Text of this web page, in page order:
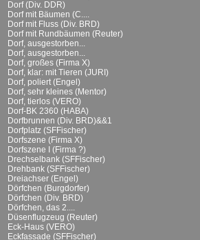
Dorf (Div. DDR)
Dorf mit Bäumen (C....
Dorf mit Fluss (Div. BRD)
Dorf mit Rundbäumen (Reuter)
Dorf, ausgestorben...
Dorf, ausgestorben...
Dorf, großes (Firma X)
Dorf, klar: mit Tieren (JURI)
Dorf, poliert (Engel)
Dorf, sehr kleines (Mentor)
Dorf, tierlos (VERO)
Dorf-BK 2360 (HABA)
Dorfbrunnen (Div. BRD)&&1
Dorfplatz (SFFischer)
Dorfszene (Firma X)
Dorfszene I (Firma ?)
Drechselbank (SFFischer)
Drehbank (SFFischer)
Dreiachser (Engel)
Dörfchen (Burgdorfer)
Dörfchen (Div. BRD)
Dörfchen, das 2....
Düsenflugzeug (Reuter)
Eck-Haus (VERO)
Eckfassade (SFFischer)